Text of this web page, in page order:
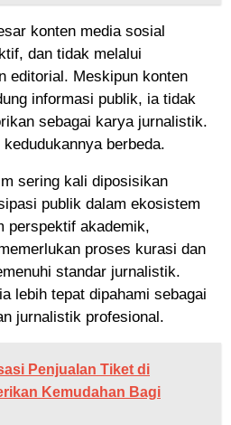
konten media sosial
dan tidak melalui
editorial. Meskipun konten
informasi publik, ia tidak
sebagai karya jurnalistik.
berbeda.
sering kali diposisikan
publik dalam ekosistem
perspektif akademik,
proses kurasi dan
standar jurnalistik.
lebih tepat dipahami sebagai
jurnalistik profesional.
Penjualan Tiket di
Kemudahan Bagi